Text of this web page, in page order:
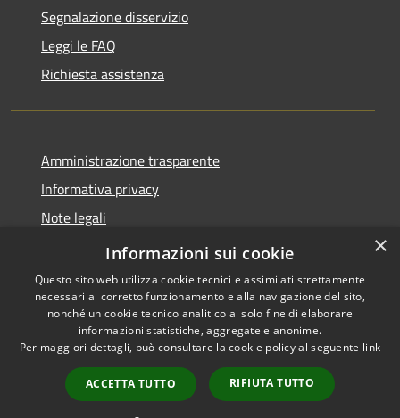
Segnalazione disservizio
Leggi le FAQ
Richiesta assistenza
Amministrazione trasparente
Informativa privacy
Note legali
Dichiarazione di accessibilità
Accessibilità
Copyright © 2026 • Comune di
Casalbordino • Powered by
Municipium•
Accesso
redazione
×
Informazioni sui cookie
Questo sito web utilizza cookie tecnici e assimilati strettamente
necessari al corretto funzionamento e alla navigazione del sito,
nonché un cookie tecnico analitico al solo fine di elaborare
informazioni statistiche, aggregate e anonime.
Per maggiori dettagli, può consultare la cookie policy al seguente link
ACCETTA TUTTO RIFIUTA TUTTO